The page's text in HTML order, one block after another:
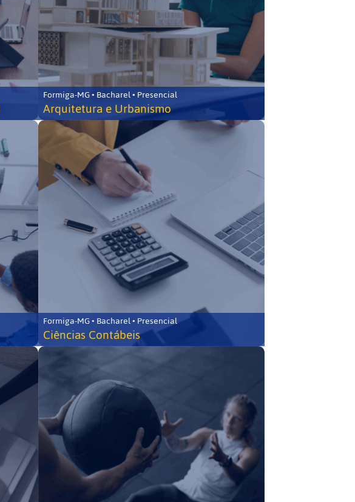
Formiga-MG • Bacharel • Presencial
Arquitetura e Urbanismo
Formiga-MG • Bacharel • Presencial
Ciências Contábeis